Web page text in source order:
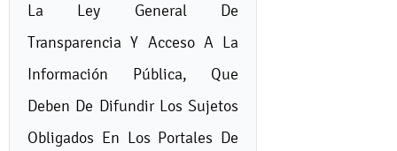
La Ley General De
Transparencia Y Acceso A La
Información Pública, Que
Deben De Difundir Los Sujetos
Obligados En Los Portales De